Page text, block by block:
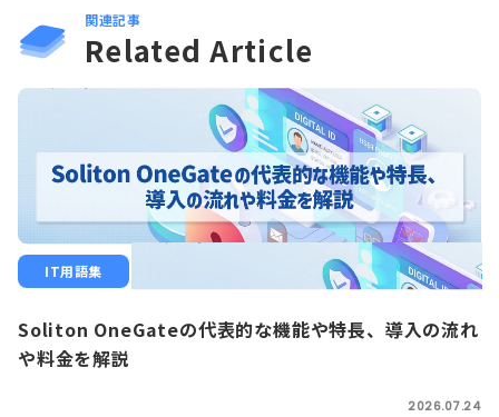
関連記事
Related Article
IT用語集
Soliton OneGateの代表的な機能や特長、導入の流れ
や料金を解説
2026.07.24